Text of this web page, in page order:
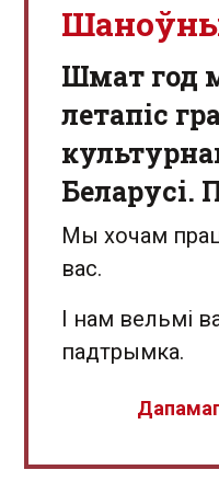
Шмат год
летапіс
Беларусі.
Мы хочам
вас.
І нам вельмі
падтрымка.